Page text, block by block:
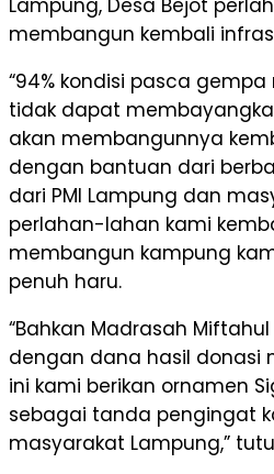
Lampung, Desa Bejot
membangun kembali
“94% kondisi pasca
tidak dapat
akan membangunnya
dengan bantuan dari
dari PMI Lampung dan
perlahan-lahan kami
membangun kampung
penuh haru.
“Bahkan Madrasah
dengan dana hasil donasi
ini kami berikan ornamen
sebagai tanda pengingat
masyarakat Lampung,”